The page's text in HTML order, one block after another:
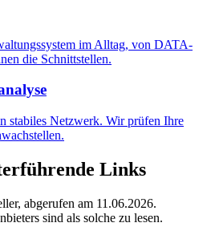
im Alltag, von DATA-
die Schnittstellen.
stabiles Netzwerk. Wir prüfen Ihre
Links
abgerufen am 11.06.2026.
sind als solche zu lesen.